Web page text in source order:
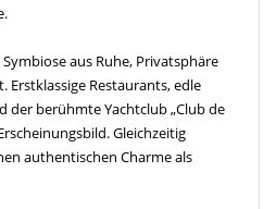
aus Ruhe, Privatsphäre
Restaurants, edle
der berühmte Yachtclub „Club de
Gleichzeitig
authentischen Charme als